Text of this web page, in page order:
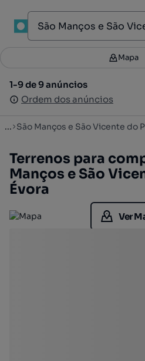
Filtros 2
1-9 de 9 anúncios
Ordem dos anúncios
Mapa
1-9 de 9 anúncios
Ordem dos anúncios
... São Manços e São Vicente do
Terrenos para
Manços e São
Évora
Ver